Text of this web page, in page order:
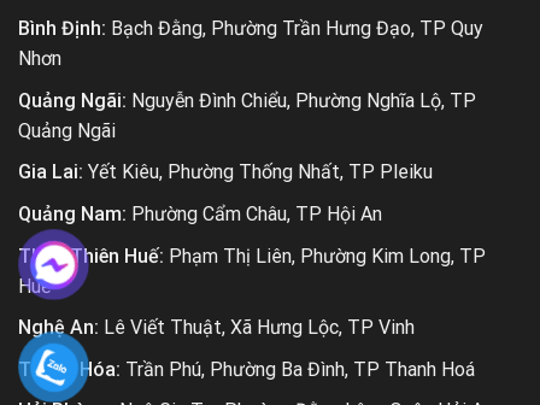
Bình Định: Bạch Đằng, Phường Trần Hưng Đạo, TP Quy
Nhơn
Quảng Ngãi: Nguyễn Đình Chiểu, Phường Nghĩa Lộ, TP
Quảng Ngãi
Gia Lai: Yết Kiêu, Phường Thống Nhất, TP Pleiku
Quảng Nam: Phường Cẩm Châu, TP Hội An
Thừa Thiên Huế: Phạm Thị Liên, Phường Kim Long, TP
Huế
Nghệ An: Lê Viết Thuật, Xã Hưng Lộc, TP Vinh
Thanh Hóa: Trần Phú, Phường Ba Đình, TP Thanh Hoá